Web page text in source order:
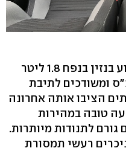
יחידת ההנעה משלבת בין מנוע בנזין בנפח 1.8 ליטר
חשמלי המפיקים 136 כ"ס ומשודכים לתיבת
הציבו אותה אחרונה
טובה במהירות
גורם לתנודות מיותרות.
רעשי תמסורת